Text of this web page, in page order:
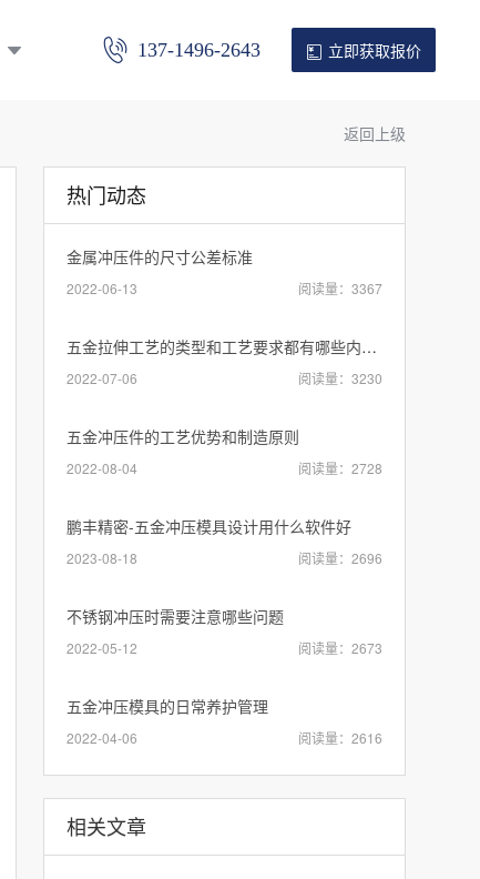
137-1496-2643 立即获取报价
返回上级
热门动态
金属冲压件的尺寸公差标准
2022-06-13 阅读量：3367
五金拉伸工艺的类型和工艺要求都有哪些内容？
2022-07-06 阅读量：3230
五金冲压件的工艺优势和制造原则
2022-08-04 阅读量：2728
鹏丰精密-五金冲压模具设计用什么软件好
2023-08-18 阅读量：2696
不锈钢冲压时需要注意哪些问题
2022-05-12 阅读量：2673
五金冲压模具的日常养护管理
2022-04-06 阅读量：2616
相关文章